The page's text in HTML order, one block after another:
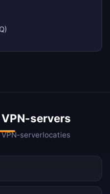
servers
serverlocaties